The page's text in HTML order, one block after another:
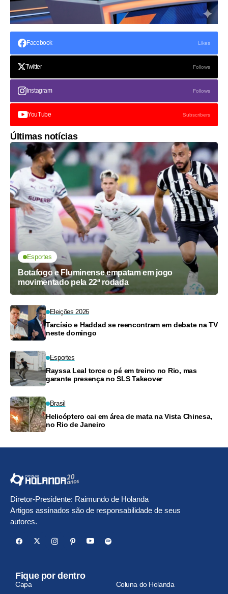
Facebook Likes
Twitter Follows
Instagram Follows
YouTube Subscribers
Últimas notícias
Esportes
Botafogo e Fluminense empatam em jogo
movimentado pela 22ª rodada
Eleições 2026
Tarcísio e Haddad se reencontram em debate na TV
neste domingo
Esportes
Rayssa Leal torce o pé em treino no Rio, mas
garante presença no SLS Takeover
Brasil
Helicóptero cai em área de mata na Vista Chinesa,
no Rio de Janeiro
Diretor-Presidente: Raimundo de Holanda
Artigos assinados são de responsabilidade de seus
autores.
Fique por dentro
Capa Coluna do Holanda